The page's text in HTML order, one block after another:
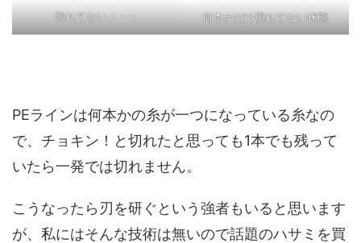
切れてない・・・ 何本かだけ切れてない状態
PEラインは何本かの糸が一つになっている糸なの
で、チョキン！と切れたと思っても1本でも残って
いたら一発では切れません。
こうなったら刃を研ぐという強者もいると思います
が、私にはそんな技術は無いので話題のハサミを買